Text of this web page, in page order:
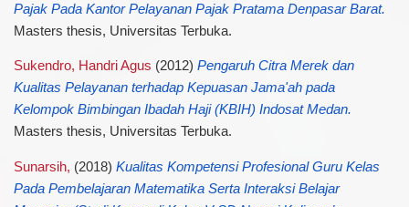
Pajak Pada Kantor Pelayanan Pajak Pratama Denpasar Barat.
Masters thesis, Universitas Terbuka.
Sukendro, Handri Agus (2012) Pengaruh Citra Merek dan
Kualitas Pelayanan terhadap Kepuasan Jama'ah pada
Kelompok Bimbingan Ibadah Haji (KBIH) Indosat Medan.
Masters thesis, Universitas Terbuka.
Sunarsih, (2018) Kualitas Kompetensi Profesional Guru Kelas
Pada Pembelajaran Matematika Serta Interaksi Belajar